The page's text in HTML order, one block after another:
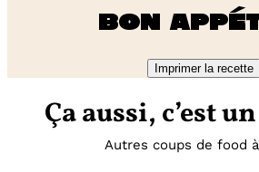
Bon
Imprimer la recette
Ça aussi, c’est
Autres coups de food